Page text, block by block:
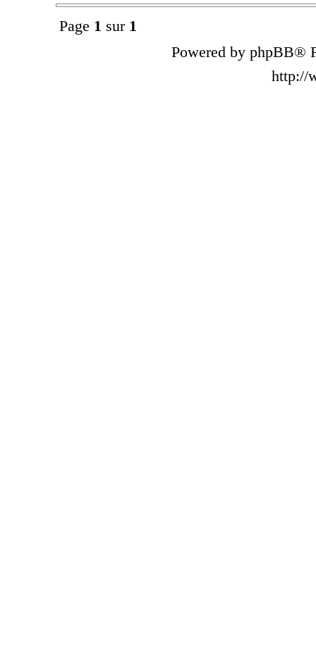
Page 1 sur 1
Powered by phpBB®
http://